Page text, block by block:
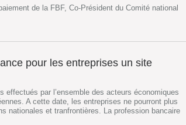
de la FBF, Co-Président du Comité national
pour les entreprises un site
par l’ensemble des acteurs économiques
A cette date, les entreprises ne pourront plus
nationales et tranfrontières. La profession bancaire